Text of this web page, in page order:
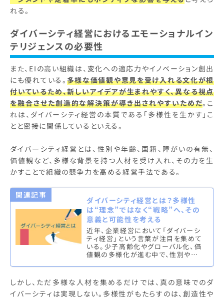
れる。
ダイバーシティ経営におけるエモーショナルイン
テリジェンスの必要性
また、EIの高い組織は、変化への適応力やイノベーション創出
にも優れている。 多様な価値観や意見を受け入れる文化が根
付いているため、新しいアイデアが生まれやすく、異なる視点
を融合させた創造的な解決策が導き出されやすいためだ。こ
れは、ダイバーシティ経営の本質である「多様性を生かす」こ
とと密接に関係しているといえる。
ダイバーシティ経営とは、性別や年齢、国籍、障がいの有無、
価値観など、多様な背景を持つ人材を受け入れ、その力を生
かすことで組織の競争力を高める経営手法である。
関連記事
ダイバーシティ経営とは？多様性
は“理念”ではなく“戦略”へ、その
意義と可能性を考える
近年、企業経営において「ダイバーシ
ティ経営」という言葉が注目を集めて
いる。少子高齢化やグローバル化、価
値観の多様化が進む中で、性別や年
しかし、ただ多様な人材を集めるだけでは、真の意味でのダ
イバーシティは実現しない。多様性がもたらすのは、創造性や